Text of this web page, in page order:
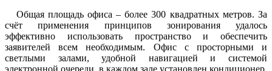
Общая площадь офиса – более 300 квадратных метров. За
счёт применения принципов зонирования удалось
эффективно использовать пространство и обеспечить
заявителей всем необходимым. Офис с просторными и
светлыми залами, удобной навигацией и системой
электронной очереди, в каждом зале установлен кондиционер,